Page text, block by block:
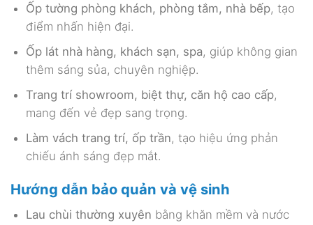
Ốp tường phòng khách, phòng tắm, nhà bếp, tạo
điểm nhấn hiện đại.
Ốp lát nhà hàng, khách sạn, spa, giúp không gian
thêm sáng sủa, chuyên nghiệp.
Trang trí showroom, biệt thự, căn hộ cao cấp,
mang đến vẻ đẹp sang trọng.
Làm vách trang trí, ốp trần, tạo hiệu ứng phản
chiếu ánh sáng đẹp mắt.
Hướng dẫn bảo quản và vệ sinh
Lau chùi thường xuyên bằng khăn mềm và nước